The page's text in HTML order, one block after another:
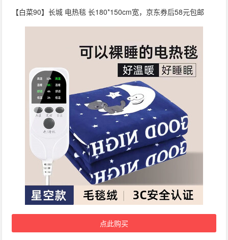
【白菜90】长城 电热毯 长180*150cm宽，京东券后58元包邮
点此购买